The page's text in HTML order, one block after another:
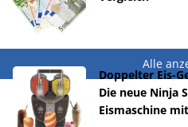
Alle
Doppelter Eis-
Die neue Ninja
Eismaschine